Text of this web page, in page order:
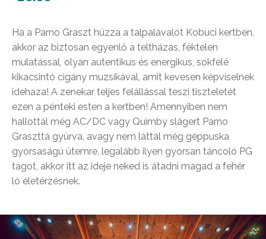
Ha a Parno Graszt húzza a talpalávalót Kobuci kertben,
akkor az biztosan egyenlő a teltházas, féktelen
mulatással, olyan autentikus és energikus, sokfelé
kikacsintó cigány muzsikával, amit kevesen képviselnek
idehaza! A zenekar teljes felállással teszi tiszteletét
ezen a pénteki esten a kertben! Amennyiben nem
hallottál még AC/DC vagy Quimby slágert Parno
Graszttá gyúrva, avagy nem láttál még géppuska
gyorsaságú ütemre, legalább ilyen gyorsan táncoló PG
tagot, akkor itt az ideje neked is átadni magad a fehér
ló életérzésnek.